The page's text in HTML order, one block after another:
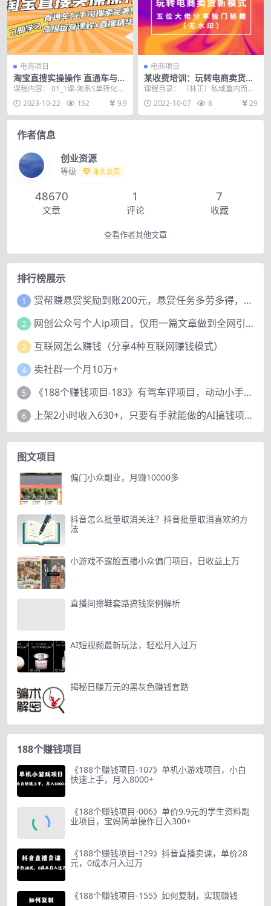
电商项目
淘宝直搜实操操作 直通车与手
淘搜索完美结合（高级运营课
课程内容： 01_1课-淘系S单转化
率、实战参考维度.mp4 02_2课-淘
系S...2023-10-22 152 9.9
电商项目
某收费培训：玩转电商卖货新
模式，五位大佬分享独门秘籍
课程目录： （林正）私域重内而轻
外的新模式玩法.mp4 （吴凡）小品
类大春天，连...
2022-10-07 8 29
作者信息
创业资源
等级 永久会员
48670
文章
1
评论
7
收藏
查看作者其他文章
排行榜展示
1 赏帮赚悬赏奖励到账200元，悬赏任务多劳多得，人人可做。
2 网创公众号个人ip项目，仅用一篇文章做到全网引流！
3 互联网怎么赚钱（分享4种互联网赚钱模式）
4 卖社群一个月10万+
5 《188个赚钱项目-183》有驾车评项目，动动小手，复制粘贴赚44元！
6 上架2小时收入630+，只要有手就能做的AI搞钱项目，奶奶看完都能学会!
图文项目
偏门小众副业，月赚10000多
抖音怎么批量取消关注？抖音批量取消喜欢的方
法
小游戏不露脸直播小众偏门项目，日收益上万
直播间擦鞋套路搞钱案例解析
AI短视频最新玩法，轻松月入过万
揭秘日赚万元的黑灰色赚钱套路
188个赚钱项目
《188个赚钱项目-107》单机小游戏项目，小白
快速上手，月入8000+
《188个赚钱项目-006》单价9.9元的学生资料副
业项目，宝妈简单操作日入300+
《188个赚钱项目-129》抖音直播卖课，单价28
元，0成本月入过万
《188个赚钱项目-155》如何复制，实现赚钱